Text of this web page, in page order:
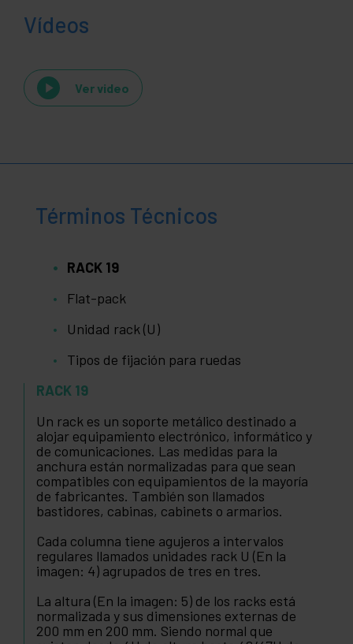
Vídeos
Ver video
Términos Técnicos
RACK 19
Flat-pack
Unidad rack (U)
Tipos de fijación para ruedas
RACK 19
Un rack es un soporte metálico destinado a
alojar equipamiento electrónico, informático y
de comunicaciones. Las medidas para la
anchura están normalizadas para que sean
compatibles con equipamientos de la mayoría
de fabricantes. También son llamados
bastidores, cabinas, cabinets o armarios.
Cada columna tiene agujeros a intervalos
regulares llamados unidades rack U (En la
imagen: 4) agrupados de tres en tres.
La altura (En la imagen: 5) de los racks está
normalizada y sus dimensiones externas de
200 mm en 200 mm. Siendo normal que